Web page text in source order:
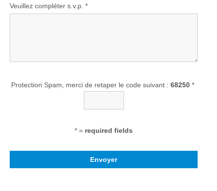
Veuillez compléter s.v.p. *
Protection Spam, merci de retaper le code suivant : 68250 *
* = required fields